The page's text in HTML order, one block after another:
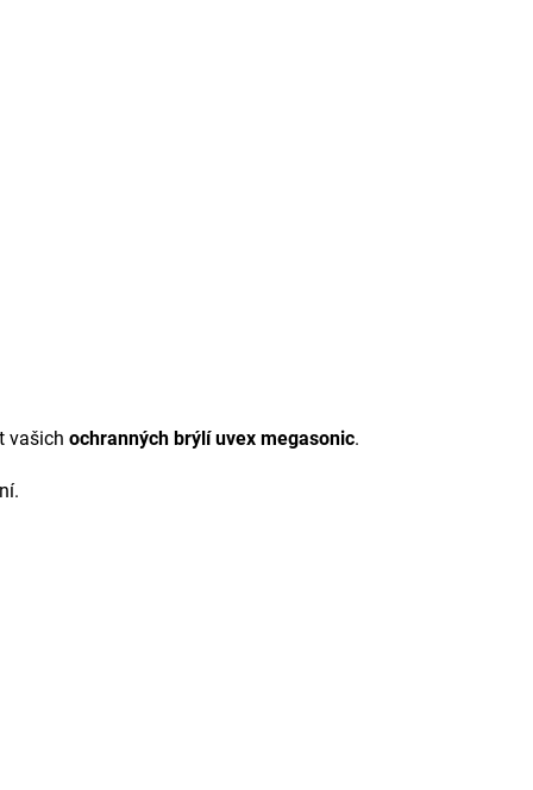
vašich ochranných brýlí uvex megasonic.